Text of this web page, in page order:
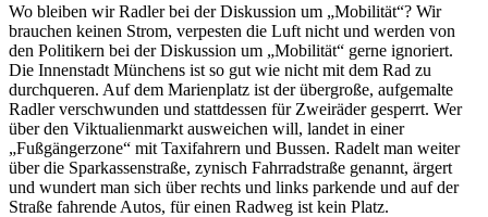
Wo bleiben wir Radler bei der Diskussion um „Mobilität“? Wir
brauchen keinen Strom, verpesten die Luft nicht und werden von
den Politikern bei der Diskussion um „Mobilität“ gerne ignoriert.
Die Innenstadt Münchens ist so gut wie nicht mit dem Rad zu
durchqueren. Auf dem Marienplatz ist der übergroße, aufgemalte
Radler verschwunden und stattdessen für Zweiräder gesperrt. Wer
über den Viktualienmarkt ausweichen will, landet in einer
„Fußgängerzone“ mit Taxifahrern und Bussen. Radelt man weiter
über die Sparkassenstraße, zynisch Fahrradstraße genannt, ärgert
und wundert man sich über rechts und links parkende und auf der
Straße fahrende Autos, für einen Radweg ist kein Platz.